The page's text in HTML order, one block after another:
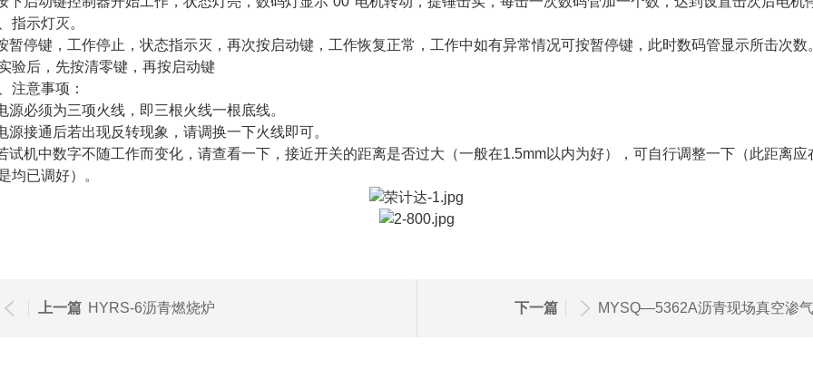
指示灯灭。
暂停键，工作停止，状态指示灭，再次按启动键，工作恢复正常，工作中如有异常情况可按暂停键，此时数码管显示所击次数
验后，先按清零键，再按启动键
注意事项：
源必须为三项火线，即三根火线一根底线。
源接通后若出现反转现象，请调换一下火线即可。
试机中数字不随工作而变化，请查看一下，接近开关的距离是否过大（一般在1.5mm以内为好），可自行调整一下（此距离应
均已调好）。
上一篇 HYRS-6沥青燃烧炉 下一篇 MYSQ—5362A沥青现场真空渗